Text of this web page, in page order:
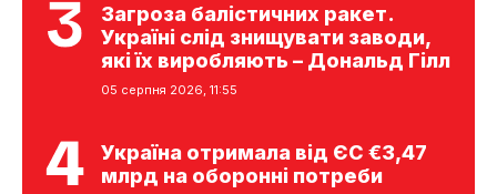
Загроза балістичних ракет.
Україні слід знищувати заводи,
які їх виробляють – Дональд Гілл
05 серпня 2026, 11:55
Україна отримала від ЄС €3,47
млрд на оборонні потреби